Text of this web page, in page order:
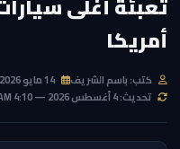
أمريكا
كتب: باسم الشريف
تحديث: 4 أغسطس 2026 — 4:10 AM